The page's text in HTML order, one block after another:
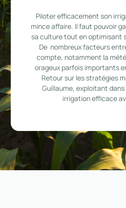
Piloter efficacement son
mince affaire. Il faut pouvoir
sa culture tout en optimisant
De nombreux facteurs
compte, notamment la
orageux parfois importants
Retour sur les stratégies
Guillaume, exploitant dans
irrigation efficace